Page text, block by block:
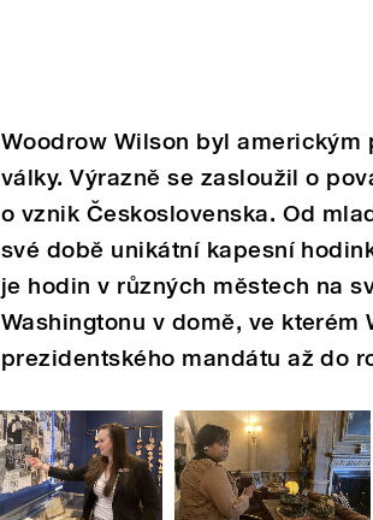
Woodrow Wilson byl
války. Výrazně se zasloužil o
o vznik Československa. Od
své době unikátní kapesní
je hodin v různých městech na
Washingtonu v domě, ve
prezidentského mandátu až do